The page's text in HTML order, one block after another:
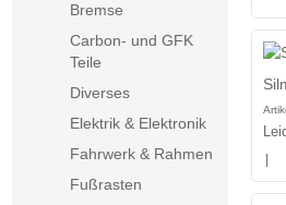
Bremse
Carbon- und GFK
Teile
Diverses
Elektrik & Elektronik
Fahrwerk & Rahmen
Fußrasten